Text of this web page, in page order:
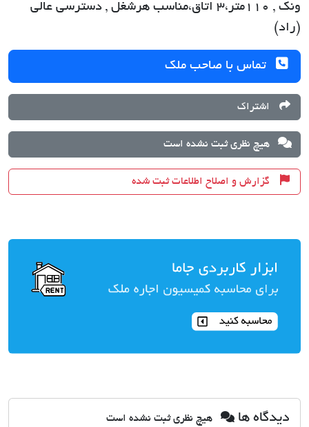
ونک , 110متر،3 اتاق،مناسب هرشغل , دسترسی عالی
(راد)
تماس با صاحب ملک
اشتراک
هیچ نظری ثبت نشده است
گزارش و اصلاح اطلاعات ثبت شده
دیدگاه ها هیچ نظری ثبت نشده است